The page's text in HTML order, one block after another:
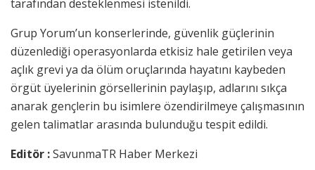
tarafından desteklenmesi istenildi.
Grup Yorum’un konserlerinde, güvenlik güçlerinin
düzenlediği operasyonlarda etkisiz hale getirilen veya
açlık grevi ya da ölüm oruçlarında hayatını kaybeden
örgüt üyelerinin görsellerinin paylaşıp, adlarını sıkça
anarak gençlerin bu isimlere özendirilmeye çalışmasının
gelen talimatlar arasında bulunduğu tespit edildi.
Editör :SavunmaTR Haber Merkezi